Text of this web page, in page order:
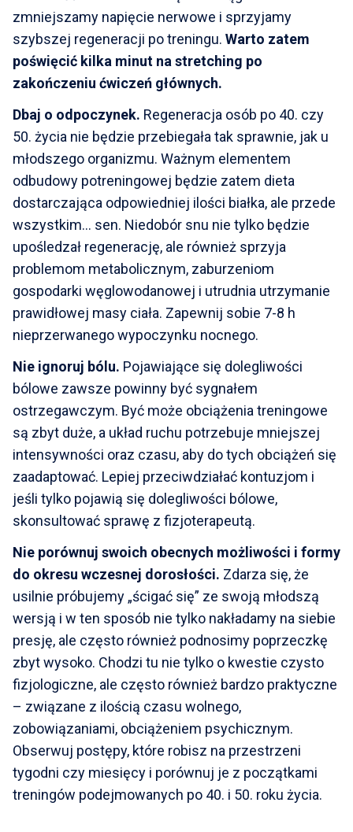
zmniejszamy napięcie nerwowe i sprzyjamy
szybszej regeneracji po treningu. Warto zatem
poświęcić kilka minut na stretching po
zakończeniu ćwiczeń głównych.
Dbaj o odpoczynek. Regeneracja osób po 40. czy
50. życia nie będzie przebiegała tak sprawnie, jak u
młodszego organizmu. Ważnym elementem
odbudowy potreningowej będzie zatem dieta
dostarczająca odpowiedniej ilości białka, ale przede
wszystkim… sen. Niedobór snu nie tylko będzie
upośledzał regenerację, ale również sprzyja
problemom metabolicznym, zaburzeniom
gospodarki węglowodanowej i utrudnia utrzymanie
prawidłowej masy ciała. Zapewnij sobie 7-8 h
nieprzerwanego wypoczynku nocnego.
Nie ignoruj bólu. Pojawiające się dolegliwości
bólowe zawsze powinny być sygnałem
ostrzegawczym. Być może obciążenia treningowe
są zbyt duże, a układ ruchu potrzebuje mniejszej
intensywności oraz czasu, aby do tych obciążeń się
zaadaptować. Lepiej przeciwdziałać kontuzjom i
jeśli tylko pojawią się dolegliwości bólowe,
skonsultować sprawę z fizjoterapeutą.
Nie porównuj swoich obecnych możliwości i formy
do okresu wczesnej dorosłości. Zdarza się, że
usilnie próbujemy „ścigać się” ze swoją młodszą
wersją i w ten sposób nie tylko nakładamy na siebie
presję, ale często również podnosimy poprzeczkę
zbyt wysoko. Chodzi tu nie tylko o kwestie czysto
fizjologiczne, ale często również bardzo praktyczne
– związane z ilością czasu wolnego,
zobowiązaniami, obciążeniem psychicznym.
Obserwuj postępy, które robisz na przestrzeni
tygodni czy miesięcy i porównuj je z początkami
treningów podejmowanych po 40. i 50. roku życia.